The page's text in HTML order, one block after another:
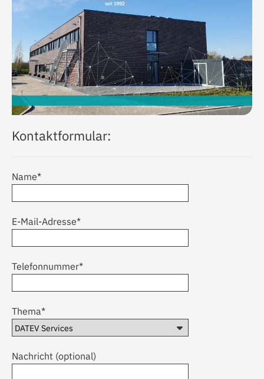
Kontaktformular:
Name*
E-Mail-Adresse*
Telefonnummer*
Thema*
Nachricht (optional)